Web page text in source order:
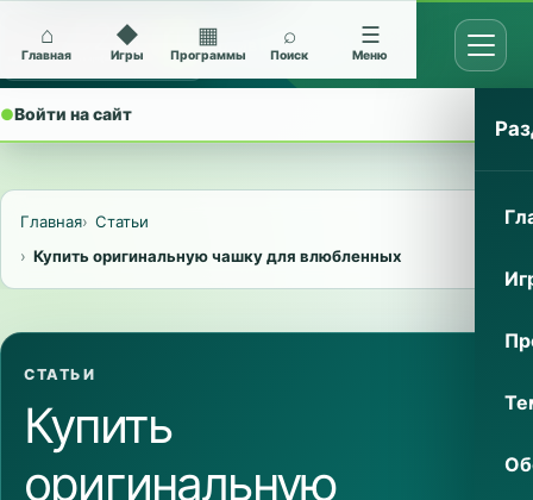
Архив Nokia 5228
●Войти на сайт
⌂
Главная
◆
Игры
▦
Программы
⌕
Поиск
☰
Меню
Главная
Статьи
Купить оригинальную чашку для влюбленных
СТАТЬИ
Купить
оригинальную